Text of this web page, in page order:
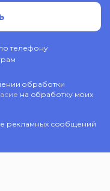
телефону
обработки
на обработку моих
рекламных сообщений